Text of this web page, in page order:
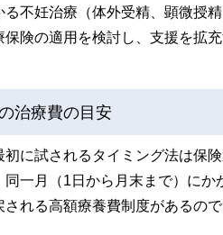
る不妊治療（体外受精、顕微授
保険の適用を検討し、支援を拡
治療費の目安
初に試されるタイミング法は保
同一月（1日から月末まで）にか
される高額療養費制度があるの